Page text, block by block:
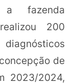
a fazenda
200
de
2023/2024,